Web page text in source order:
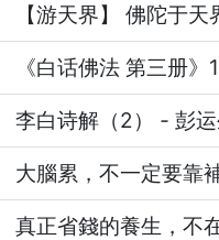
【游天界】 佛陀于
《白话佛法 第三册
李白诗解（2） - 彭
大腦累，不一定要靠
真正省錢的養生，不